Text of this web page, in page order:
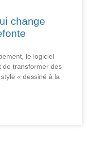
change
le logiciel
de transformer des
« dessiné à la